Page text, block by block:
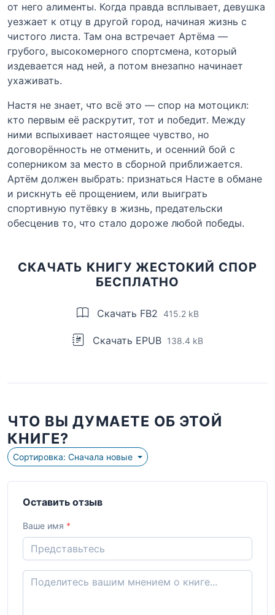
от него алименты. Когда правда всплывает, девушка
уезжает к отцу в другой город, начиная жизнь с
чистого листа. Там она встречает Артёма —
грубого, высокомерного спортсмена, который
издевается над ней, а потом внезапно начинает
ухаживать.
Настя не знает, что всё это — спор на мотоцикл:
кто первым её раскрутит, тот и победит. Между
ними вспыхивает настоящее чувство, но
договорённость не отменить, и осенний бой с
соперником за место в сборной приближается.
Артём должен выбрать: признаться Насте в обмане
и рискнуть её прощением, или выиграть
спортивную путёвку в жизнь, предательски
обесценив то, что стало дороже любой победы.
СКАЧАТЬ КНИГУ ЖЕСТОКИЙ СПОР
БЕСПЛАТНО
Скачать FB2 415.2 kB
Скачать EPUB 138.4 kB
ЧТО ВЫ ДУМАЕТЕ ОБ ЭТОЙ
КНИГЕ?
Сортировка: Сначала новые
Оставить отзыв
Ваше имя *